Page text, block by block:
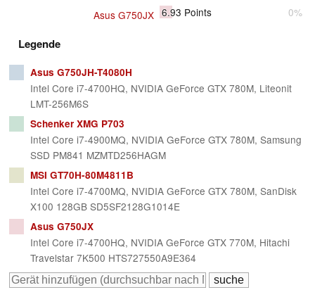
Asus G750JX 6.93 Points 0%
Legende
Asus G750JH-T4080H
Intel Core i7-4700HQ, NVIDIA GeForce GTX 780M, Liteonit
LMT-256M6S
Schenker XMG P703
Intel Core i7-4900MQ, NVIDIA GeForce GTX 780M, Samsung
SSD PM841 MZMTD256HAGM
MSI GT70H-80M4811B
Intel Core i7-4700MQ, NVIDIA GeForce GTX 780M, SanDisk
X100 128GB SD5SF2128G1014E
Asus G750JX
Intel Core i7-4700HQ, NVIDIA GeForce GTX 770M, Hitachi
Travelstar 7K500 HTS727550A9E364